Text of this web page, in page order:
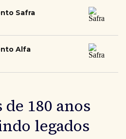
Safra
Alfa
180 anos
legados